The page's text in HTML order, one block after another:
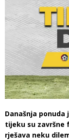
Današnja
tijeku su završne
rješava neku